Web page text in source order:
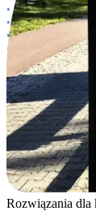
Rozwiązania dla